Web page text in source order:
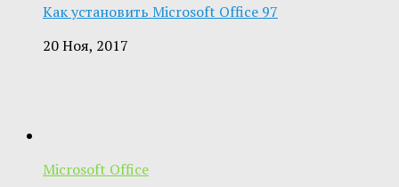
Как установить Microsoft Office 97
20 Ноя, 2017
Microsoft Office